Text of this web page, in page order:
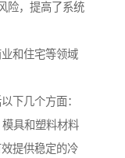
险，提高了系统
和住宅等领域
下几个方面：
具和塑料材料
提供稳定的冷